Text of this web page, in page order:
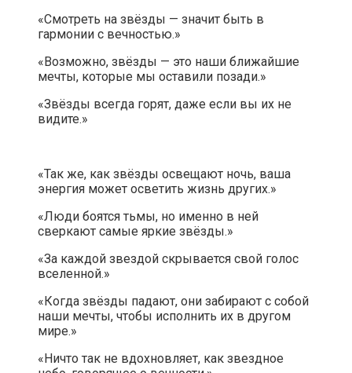
«Смотреть на звёзды — значит быть в
гармонии с вечностью.»
«Возможно, звёзды — это наши ближайшие
мечты, которые мы оставили позади.»
«Звёзды всегда горят, даже если вы их не
видите.»
«Так же, как звёзды освещают ночь, ваша
энергия может осветить жизнь других.»
«Люди боятся тьмы, но именно в ней
сверкают самые яркие звёзды.»
«За каждой звездой скрывается свой голос
вселенной.»
«Когда звёзды падают, они забирают с собой
наши мечты, чтобы исполнить их в другом
мире.»
«Ничто так не вдохновляет, как звездное